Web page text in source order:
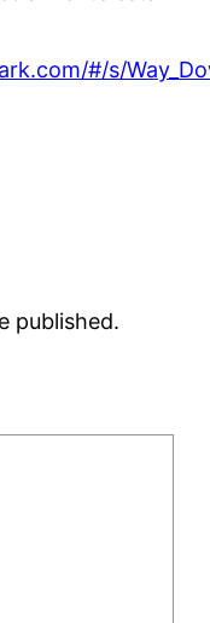
#/s/
published.